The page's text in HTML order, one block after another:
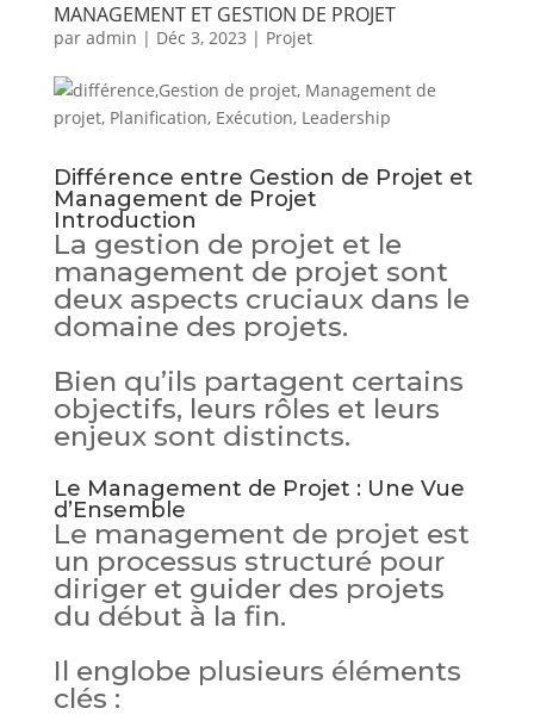
MANAGEMENT ET GESTION DE PROJET
par admin | Déc 3, 2023 | Projet
Différence entre Gestion de Projet et
Management de Projet
Introduction
La gestion de projet et le
management de projet sont
deux aspects cruciaux dans le
domaine des projets.
Bien qu’ils partagent certains
objectifs, leurs rôles et leurs
enjeux sont distincts.
Le Management de Projet : Une Vue
d’Ensemble
Le management de projet est
un processus structuré pour
diriger et guider des projets
du début à la fin.
Il englobe plusieurs éléments
clés :